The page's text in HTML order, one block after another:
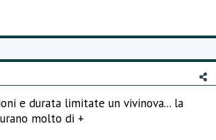
e durata limitate un vivinova... la
molto di +